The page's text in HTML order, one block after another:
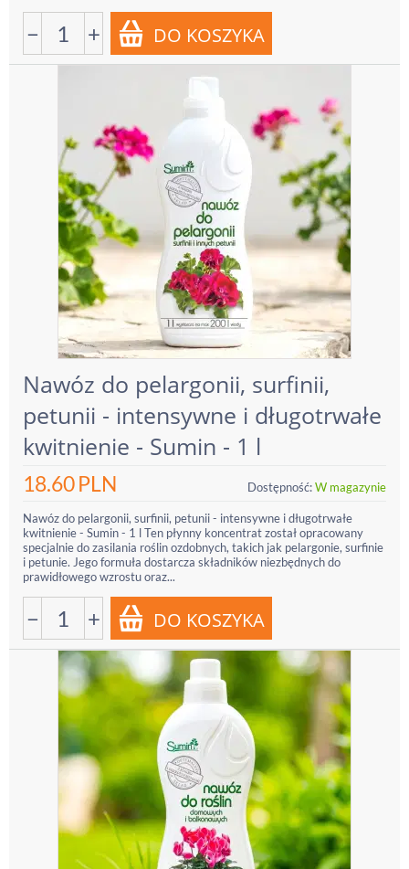
− +
Nawóz do pelargonii, surfinii,
petunii - intensywne i długotrwałe
kwitnienie - Sumin - 1 l
18.60PLN Dostępność:W magazynie
Nawóz do pelargonii, surfinii, petunii - intensywne i długotrwałe
kwitnienie - Sumin - 1 l Ten płynny koncentrat został opracowany
specjalnie do zasilania roślin ozdobnych, takich jak pelargonie, surfinie
i petunie. Jego formuła dostarcza składników niezbędnych do
prawidłowego wzrostu oraz...
− +